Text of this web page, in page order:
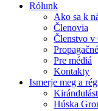
Rólunk
Ako sa k
Členovia
Členstvo v
Pre médiá
Kontakty
Ismerje meg a
Húska